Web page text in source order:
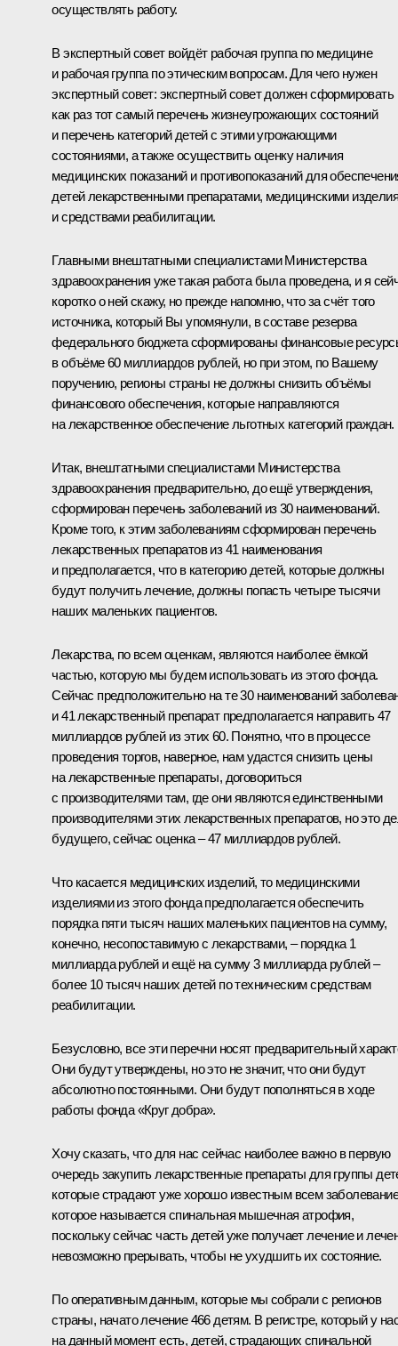
осуществлять работу.
В экспертный совет войдёт рабочая группа по медицине
и рабочая группа по этическим вопросам. Для чего нужен
экспертный совет: экспертный совет должен сформировать
как раз тот самый перечень жизнеугрожающих состояний
и перечень категорий детей с этими угрожающими
состояниями, а также осуществить оценку наличия
медицинских показаний и противопоказаний для
детей лекарственными препаратами, медицинскими
и средствами реабилитации.
Главными внештатными специалистами Министерства
здравоохранения уже такая работа была проведена, и я
коротко о ней скажу, но прежде напомню, что за счёт того
источника, который Вы упомянули, в составе резерва
федерального бюджета сформированы финансовые
в объёме 60 миллиардов рублей, но при этом, по Вашему
поручению, регионы страны не должны снизить объёмы
финансового обеспечения, которые направляются
на лекарственное обеспечение льготных категорий граждан.
Итак, внештатными специалистами Министерства
здравоохранения предварительно, до ещё утверждения,
сформирован перечень заболеваний из 30 наименований.
Кроме того, к этим заболеваниям сформирован перечень
лекарственных препаратов из 41 наименования
и предполагается, что в категорию детей, которые должны
будут получить лечение, должны попасть четыре тысячи
наших маленьких пациентов.
Лекарства, по всем оценкам, являются наиболее ёмкой
частью, которую мы будем использовать из этого фонда.
Сейчас предположительно на те 30 наименований
и 41 лекарственный препарат предполагается направить 47
миллиардов рублей из этих 60. Понятно, что в процессе
проведения торгов, наверное, нам удастся снизить цены
на лекарственные препараты, договориться
с производителями там, где они являются единственными
производителями этих лекарственных препаратов, но это
будущего, сейчас оценка – 47 миллиардов рублей.
Что касается медицинских изделий, то медицинскими
изделиями из этого фонда предполагается обеспечить
порядка пяти тысяч наших маленьких пациентов на сумму,
конечно, несопоставимую с лекарствами, – порядка 1
миллиарда рублей и ещё на сумму 3 миллиарда рублей –
более 10 тысяч наших детей по техническим средствам
реабилитации.
Безусловно, все эти перечни носят предварительный
Они будут утверждены, но это не значит, что они будут
абсолютно постоянными. Они будут пополняться в ходе
работы фонда «Круг добра».
Хочу сказать, что для нас сейчас наиболее важно в первую
очередь закупить лекарственные препараты для группы
которые страдают уже хорошо известным всем
которое называется спинальная мышечная атрофия,
поскольку сейчас часть детей уже получает лечение и
невозможно прерывать, чтобы не ухудшить их состояние.
По оперативным данным, которые мы собрали с регионов
страны, начато лечение 466 детям. В регистре, который у
на данный момент есть, детей, страдающих спинальной